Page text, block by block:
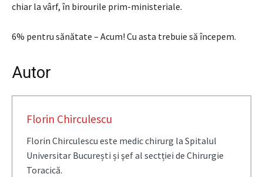
chiar la vârf, în birourile prim-ministeriale.
6% pentru sănătate – Acum! Cu asta trebuie să începem.
Autor
Florin Chirculescu
Florin Chirculescu este medic chirurg la Spitalul
Universitar București și şef al sectției de Chirurgie
Toracică.